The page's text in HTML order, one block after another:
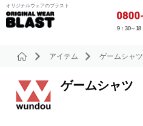
オリジナルウェアのブラスト
9：30～18
アイテム ゲームシャツ
ゲームシャツ